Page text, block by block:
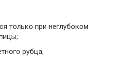
только при неглубоком
рубца;